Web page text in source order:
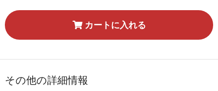
カートに入れる
その他の詳細情報